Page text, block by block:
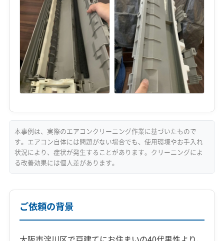
本事例は、実際のエアコンクリーニング作業に基づいたもので
す。エアコン自体には問題がない場合でも、使用環境やお手入れ
状況により、症状が発生することがあります。クリーニングによ
る改善効果には個人差があります。
ご依頼の背景